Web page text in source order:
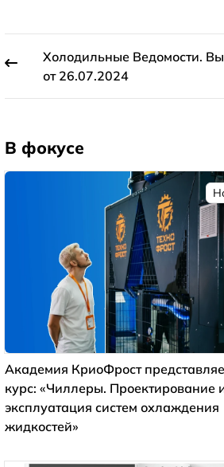
Холодильные Ведомости.
от 26.07.2024
В фокусе
Академия КриоФрост
курс: «Чиллеры. Проектирование
эксплуатация систем охлаждения
жидкостей»